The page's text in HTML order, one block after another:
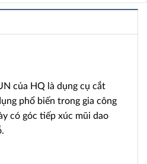
của HQ là dụng cụ cắt
phổ biến trong gia công
có góc tiếp xúc mũi dao